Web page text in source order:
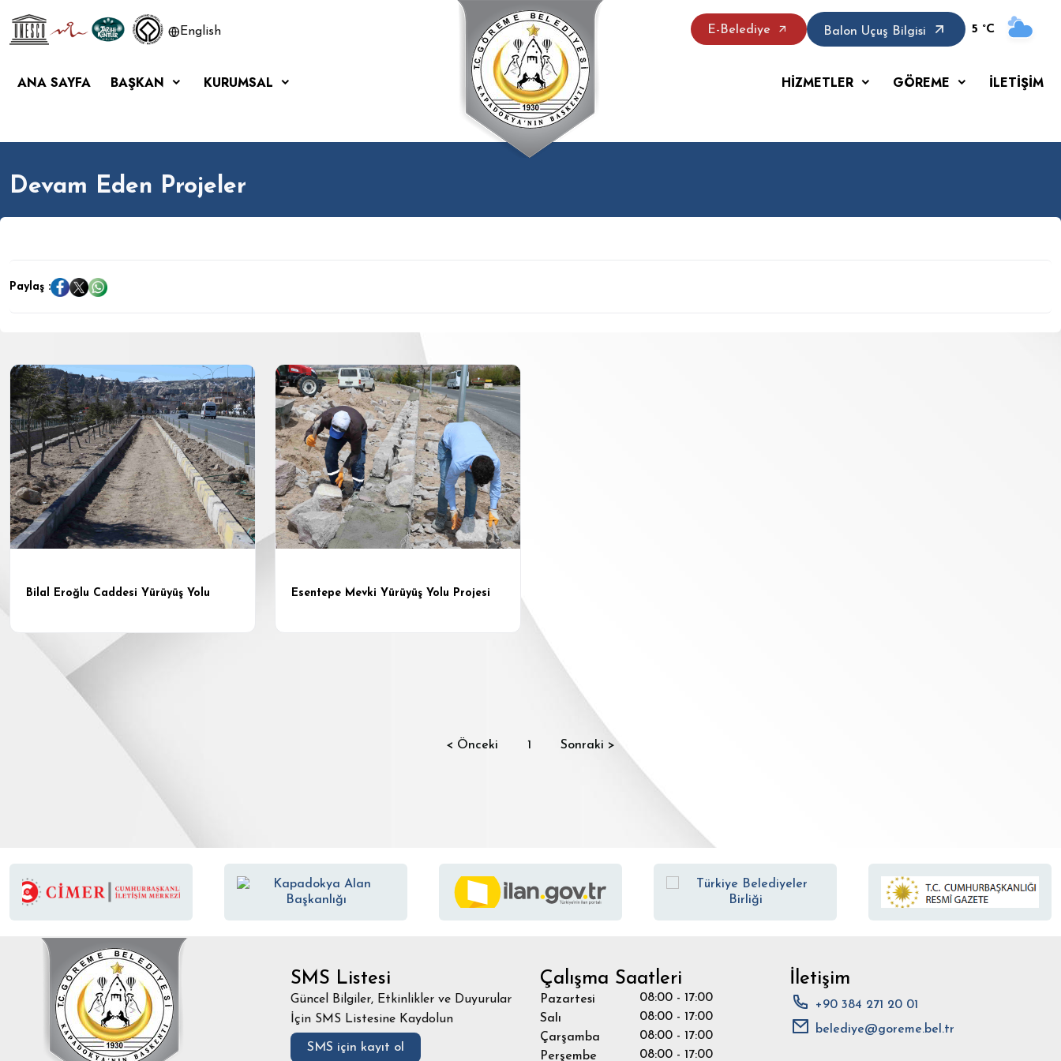
English E-Belediye Balon Uçuş Bilgisi 5 °C
ANA SAYFA BAŞKAN KURUMSAL HİZMETLER GÖREME İLETİŞİM
Devam Eden Projeler
Paylaş :
Bilal Eroğlu Caddesi Yürüyüş Yolu Esentepe Mevki Yürüyüş Yolu Projesi
< Önceki 1 Sonraki >
SMS Listesi
Güncel Bilgiler, Etkinlikler ve Duyurular
İçin SMS Listesine Kaydolun
SMS için kayıt ol
Çalışma Saatleri
Pazartesi
08:00 - 17:00
Salı
08:00 - 17:00
Çarşamba
08:00 - 17:00
Perşembe
08:00 - 17:00
İletişim
+90 384 271 20 01
belediye@goreme.bel.tr